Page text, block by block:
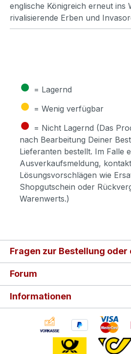
englische Königreich erneut ins
rivalisierende Erben und
● = Lagernd
● = Wenig verfügbar
● = Nicht Lagernd (Das
nach Bearbeitung Deiner
Lieferanten bestellt. Im Falle
Ausverkaufsmeldung,
Lösungsvorschlägen wie
Shopgutschein oder
Warenwerts.)
Fragen zur Bestellung oder
Forum
Informationen